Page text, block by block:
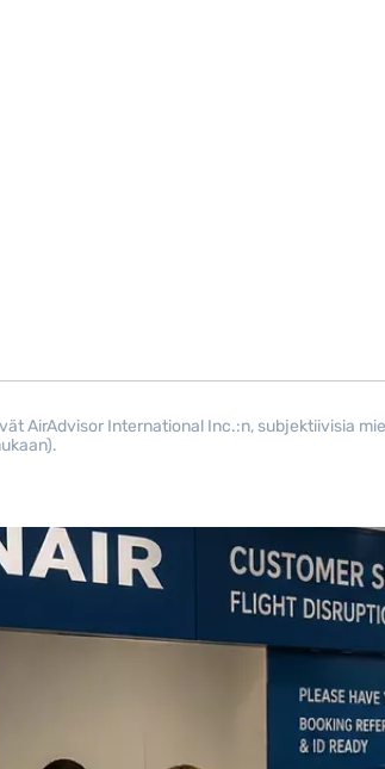
AirAdvisor International Inc.:n, subjektiivisia